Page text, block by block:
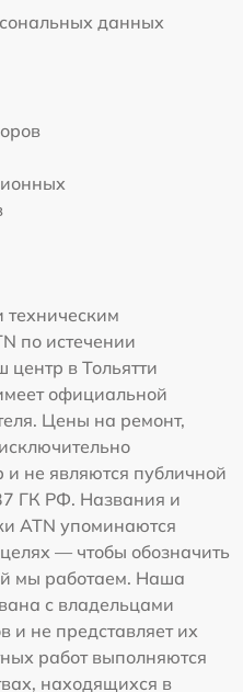
данных
по истечении
в Тольятти
официальной
Цены на ремонт,
не являются публичной
ГК РФ. Названия и
ATN упоминаются
— чтобы обозначить
мы работаем. Наша
с владельцами
и не представляет их
работ выполняются
находящихся в